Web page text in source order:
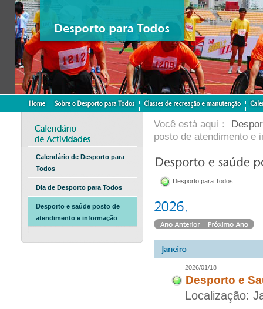
Calendário de Desporto para
Todos
Dia de Desporto para Todos
Desporto e saúde posto de
atendimento e informação
Você está aqui：
posto de atendimento e
Desporto para Todos
2026/01/18
Desporto e
Localização: